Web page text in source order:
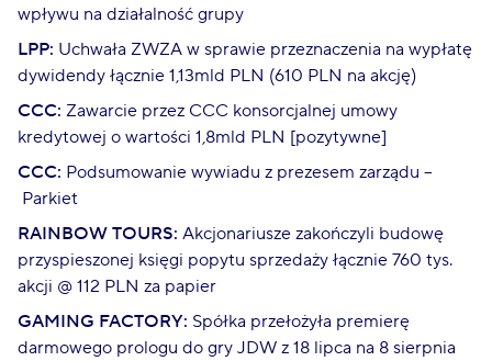
wpływu na działalność grupy
LPP: Uchwała ZWZA w sprawie przeznaczenia na wypłatę
dywidendy łącznie 1,13mld PLN (610 PLN na akcję)
CCC: Zawarcie przez CCC konsorcjalnej umowy
kredytowej o wartości 1,8mld PLN [pozytywne]
CCC: Podsumowanie wywiadu z prezesem zarządu –
Parkiet
RAINBOW TOURS: Akcjonariusze zakończyli budowę
przyspieszonej księgi popytu sprzedaży łącznie 760 tys.
akcji @ 112 PLN za papier
GAMING FACTORY: Spółka przełożyła premierę
darmowego prologu do gry JDW z 18 lipca na 8 sierpnia